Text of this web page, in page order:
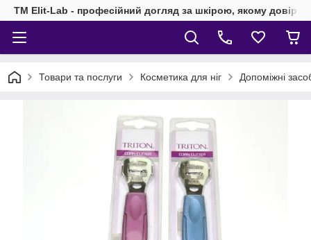
TM Elit-Lab - професійний догляд за шкірою, якому
Товари та послуги Косметика для ніг Допоміжні